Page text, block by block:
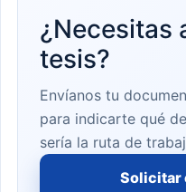
¿Necesitas
tesis?
Envíanos tu
para indicarte qué
sería la ruta de
Solicitar